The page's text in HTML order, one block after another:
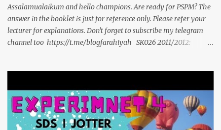
Assalamualaikum and hello champions. Are ready for PSPM? The
answer in the booklet is just for reference only. Please refer your
lecturer for explanations. Don't forget to subscribe my telegram
channel too https://t.me/blogfarahiyah SK026 2011/2012:
https://anyflip.com/qgqpm/ccih/ 2015/2016:
https://anyflip.com/qgqpm/xaku/ 2016/2017:
https://anyflip.com/qgqpm/adkc 2017/2018:
https://anyflip.com/pnrrr/mfyv SK025 2018/2019: